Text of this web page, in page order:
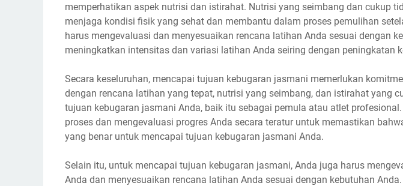
memperhatikan aspek nutrisi dan istirahat. Nutrisi yang seimbang dan cukup
menjaga kondisi fisik yang sehat dan membantu dalam proses pemulihan
harus mengevaluasi dan menyesuaikan rencana latihan Anda sesuai dengan
meningkatkan intensitas dan variasi latihan Anda seiring dengan peningkatan
Secara keseluruhan, mencapai tujuan kebugaran jasmani memerlukan
dengan rencana latihan yang tepat, nutrisi yang seimbang, dan istirahat yang
tujuan kebugaran jasmani Anda, baik itu sebagai pemula atau atlet
proses dan mengevaluasi progres Anda secara teratur untuk memastikan
yang benar untuk mencapai tujuan kebugaran jasmani Anda.
Selain itu, untuk mencapai tujuan kebugaran jasmani, Anda juga harus
Anda dan menyesuaikan rencana latihan Anda sesuai dengan kebutuhan